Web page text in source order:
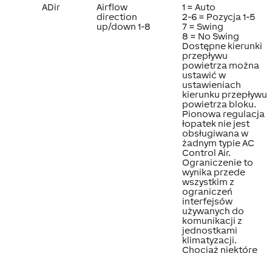
ADir
Airflow
direction
up/down 1-8
1 = Auto
2-6 = Pozycja 1-5
7 = Swing
8 = No Swing
Dostępne kierunki
przepływu
powietrza można
ustawić w
ustawieniach
kierunku przepływu
powietrza bloku.
Pionowa regulacja
łopatek nie jest
obsługiwana w
żadnym typie AC
Control Air.
Ograniczenie to
wynika przede
wszystkim z
ograniczeń
interfejsów
używanych do
komunikacji z
jednostkami
klimatyzacji.
Chociaż niektóre